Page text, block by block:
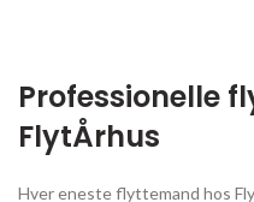
Professionelle
FlytÅrhus
Hver eneste flyttemand hos